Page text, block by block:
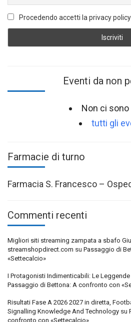
Procedendo accetti la privacy policy
Eventi da non
Non ci
tutti gli
Farmacie di turno
Farmacia S. Francesco –
Commenti recenti
Migliori siti streaming zampata a sbafo
streamshopdirect.com su Passaggio di
«Settecalcio»
I Protagonisti Indimenticabili: Le
Passaggio di Bettona: A confronto con
Risultati Fase A 2026 2027 in diretta,
Signalling Knowledge And Technology su
confronto con «Settecalcio»